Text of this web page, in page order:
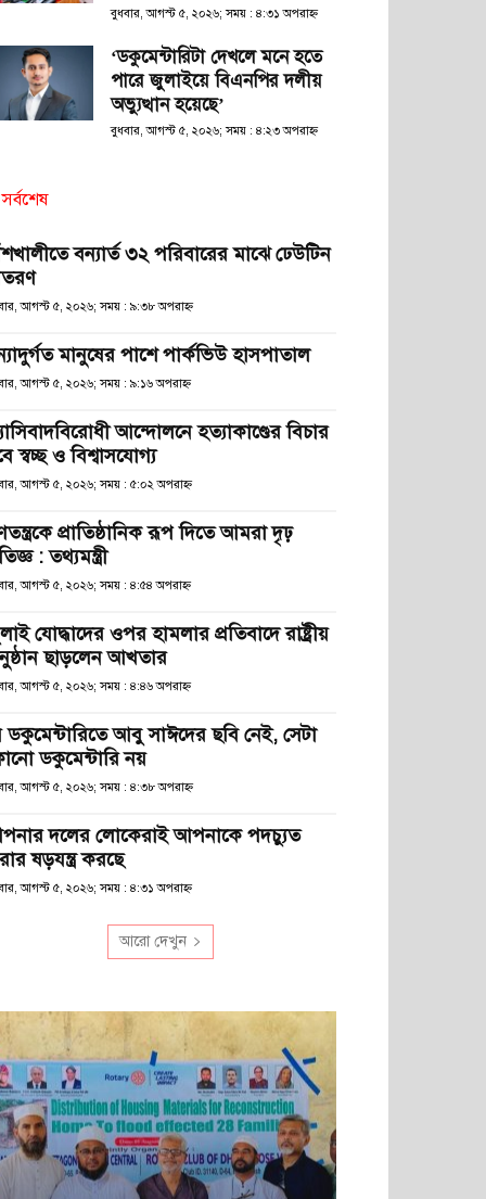
বুধবার, আগস্ট ৫, ২০২৬; সময় : ৪:৩১ অপরাহ্ণ
‘ডকুমেন্টারিটা দেখলে মনে হতে
পারে জুলাইয়ে বিএনপির দলীয়
অভ্যুত্থান হয়েছে’
বুধবার, আগস্ট ৫, ২০২৬; সময় : ৪:২৩ অপরাহ্ণ
সর্বশেষ
বন্যার্ত ৩২ পরিবারের মাঝে ঢেউটিন
আগস্ট ৫, ২০২৬; সময় : ৯:৩৮ অপরাহ্ণ
মানুষের পাশে পার্কভিউ হাসপাতাল
আগস্ট ৫, ২০২৬; সময় : ৯:১৬ অপরাহ্ণ
আন্দোলনে হত্যাকাণ্ডের বিচার
স্বচ্ছ ও বিশ্বাসযোগ্য
আগস্ট ৫, ২০২৬; সময় : ৫:০২ অপরাহ্ণ
প্রাতিষ্ঠানিক রূপ দিতে আমরা দৃঢ়
: তথ্যমন্ত্রী
আগস্ট ৫, ২০২৬; সময় : ৪:৫৪ অপরাহ্ণ
যোদ্ধাদের ওপর হামলার প্রতিবাদে রাষ্ট্রীয়
ছাড়লেন আখতার
আগস্ট ৫, ২০২৬; সময় : ৪:৪৬ অপরাহ্ণ
ডকুমেন্টারিতে আবু সাঈদের ছবি নেই, সেটা
ডকুমেন্টারি নয়
আগস্ট ৫, ২০২৬; সময় : ৪:৩৮ অপরাহ্ণ
দলের লোকেরাই আপনাকে পদচ্যুত
ষড়যন্ত্র করছে
আগস্ট ৫, ২০২৬; সময় : ৪:৩১ অপরাহ্ণ
আরো দেখুন